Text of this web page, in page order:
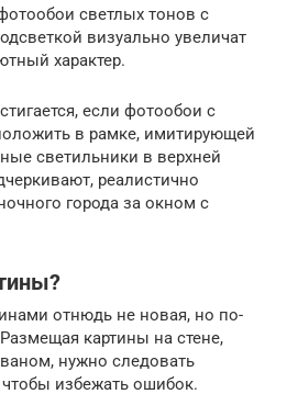
светлых тонов с
визуально увеличат
характер.
если фотообои с
в рамке, имитирующей
светильники в верхней
реалистично
города за окном с
отнюдь не новая, но по-
картины на стене,
нужно следовать
избежать ошибок.